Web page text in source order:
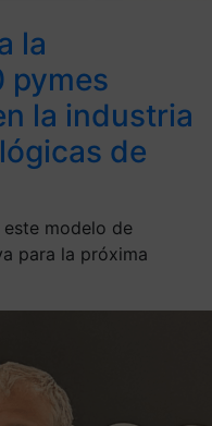
la
pymes
la industria
de
modelo de
para la próxima